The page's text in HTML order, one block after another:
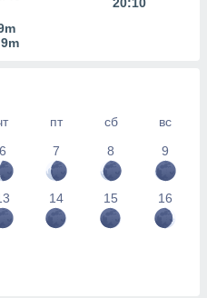
пт сб
вс
6
7 8 9
14 15 16